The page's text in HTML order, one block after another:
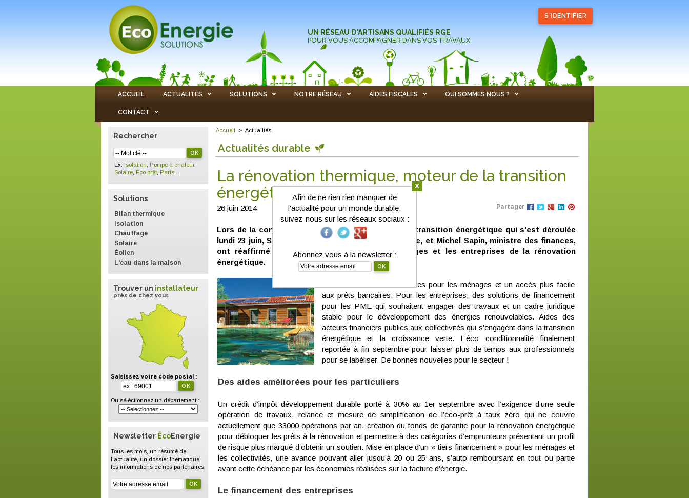
S'IDENTIFIER
UN RÉSEAU D'ARTISANS QUALIFIÉS RGE
POUR VOUS ACCOMPAGNER DANS VOS TRAVAUX
ACCUEIL ACTUALITÉS SOLUTIONS NOTRE RÉSEAU AIDES FISCALES QUI SOMMES NOUS ?
CONTACT
Rechercher
Ex: Isolation Pompe à chaleur,
Solaire Éco prêt Paris
Solutions
Bilan thermique
Isolation
Chauffage
Solaire
Éolien
L'eau dans la maison
Trouver un installateur
près de chez vous
Saisissez votre code postal :
Ou séléctionnez un département :
Newsletter ÉcoEnergie
Tous les mois, un résumé de
l'actualité, un dossier thématique,
les informations de nos partenaires.
Accueil > Actualités
Actualités durable
La rénovation thermique, moteur de la transition
énergétique
26 juin 2014 Partager
Lors de la conférence bancaire et financière de la transition énergétique qui s’est déroulée
lundi 23 juin, Ségolène Royale, ministre de l’écologie, et Michel Sapin, ministre des finances,
ont réaffirmé leur volonté de soutenir les ménages et les entreprises de la rénovation
énergétique.
Des aides fiscales recentrées pour les ménages et un accès plus facile
aux prêts bancaires. Pour les entreprises, des solutions de financement
pour les PME qui souhaitent engager des travaux et un cadre juridique
stable pour le développement des énergies renouvelables. Aides des
acteurs financiers publics aux collectivités qui s’engagent dans la transition
énergétique et la croissance verte. L’éco conditionnalité finalement
reportée à fin septembre pour laisser plus de temps aux professionnels
pour se labéliser. De bonnes nouvelles pour le secteur !
Des aides améliorées pour les particuliers
Un crédit d’impôt développement durable porté à 30% au 1er septembre avec l’exigence d’une seule
opération de travaux, relance et mesure de simplification de l’éco-prêt à taux zéro qui ne couvre
actuellement que 33000 opérations par an, création du fonds de garantie pour la rénovation énergétique
pour débloquer les prêts à la rénovation et permettre à des catégories d’emprunteurs présentant un profil
de risque plus marqué d’obtenir un soutien. Mise en place d’un « tiers financement » pour les ménages et
les collectivités, une avance pouvant aller jusqu’à 20 ou 25 ans, s’auto-remboursant en tout ou partie
avant cette échéance par les économies réalisées sur la facture d’énergie.
Le financement des entreprises
x
Afin de ne rien rien manquer de
l'actualité pour un monde durable,
suivez-nous sur les réseaux sociaux :
Abonnez vous à la newsletter :